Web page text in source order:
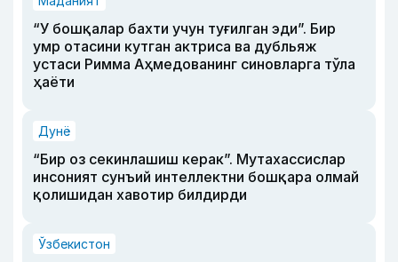
“У бошқалар бахти учун туғилган эди”. Бир
умр отасини кутган актриса ва дубльяж
устаси Римма Аҳмедованинг синовларга тўла
ҳаёти
Дунё
“Бир оз секинлашиш керак”. Мутахассислар
инсоният сунъий интеллектни бошқара олмай
қолишидан хавотир билдирди
Ўзбекистон